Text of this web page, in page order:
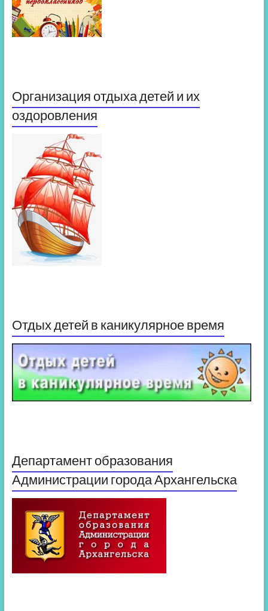
Организация отдыха детей и их
оздоровления
Отдых детей в каникулярное время
Департамент образования
Администрации города Архангельска